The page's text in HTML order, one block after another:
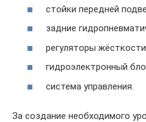
стойки передней
задние
регуляторы
гидроэлектронный
система управления.
За создание необходимого